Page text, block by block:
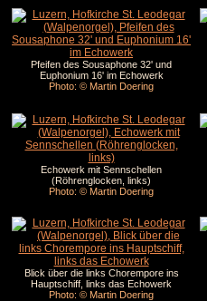
Pfeifen des Sousaphone 32' und
Euphonium 16' im Echowerk
Photo: © Martin Doering
Echowerk mit Sennschellen
(Röhrenglocken, links)
Photo: © Martin Doering
Blick über die links Chorempore ins
Hauptschiff, links das Echowerk
Photo: © Martin Doering